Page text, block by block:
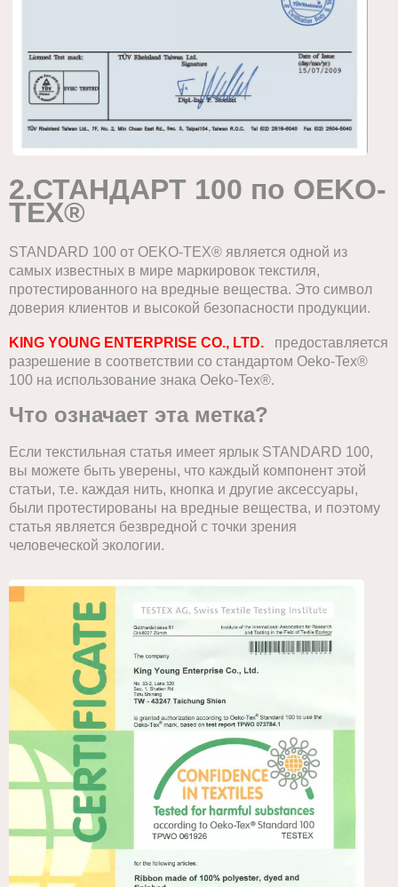
2.СТАНДАРТ 100 по OEKO-
TEX®
STANDARD 100 от OEKO-TEX® является одной из
самых известных в мире маркировок текстиля,
протестированного на вредные вещества. Это символ
доверия клиентов и высокой безопасности продукции.
KING YOUNG ENTERPRISE CO., LTD.
предоставляется
разрешение в соответствии со стандартом Oeko-Tex®
100 на использование знака Oeko-Tex®.
Что означает эта метка?
Если текстильная статья имеет ярлык STANDARD 100,
вы можете быть уверены, что каждый компонент этой
статьи, т.е. каждая нить, кнопка и другие аксессуары,
были протестированы на вредные вещества, и поэтому
статья является безвредной с точки зрения
человеческой экологии.